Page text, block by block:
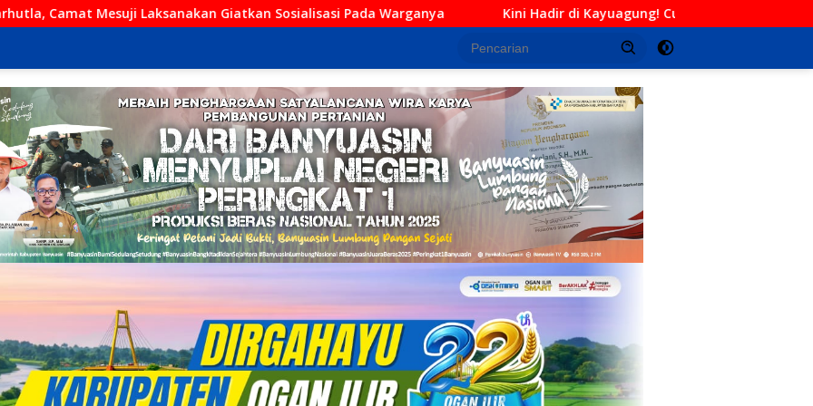
Giatkan Sosialisasi Pada Warganya Kini Hadir di Kayuagung! Cucian Mobil Daffa Siap Berikan Layanan Bersih,